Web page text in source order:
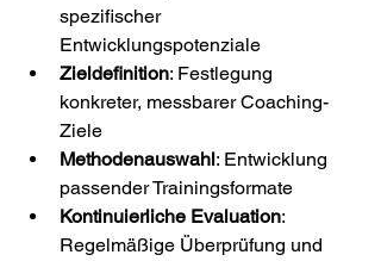
spezifischer
Entwicklungspotenziale
Zieldefinition: Festlegung
konkreter, messbarer Coaching-
Ziele
Methodenauswahl: Entwicklung
passender Trainingsformate
Kontinuierliche Evaluation:
Regelmäßige Überprüfung und